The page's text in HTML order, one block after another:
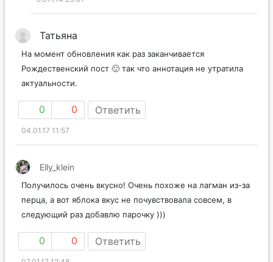
Татьяна
На момент обновления как раз заканчивается
Рождественский пост 🙂 так что аннотация не утратила
актуальности.
0 0 Ответить
04.01.17 11:57
Elly_klein
Получилось очень вкусно! Очень похоже на лагман из-за
перца, а вот яблока вкус не почувствовала совсем, в
следующий раз добавлю парочку )))
0 0 Ответить